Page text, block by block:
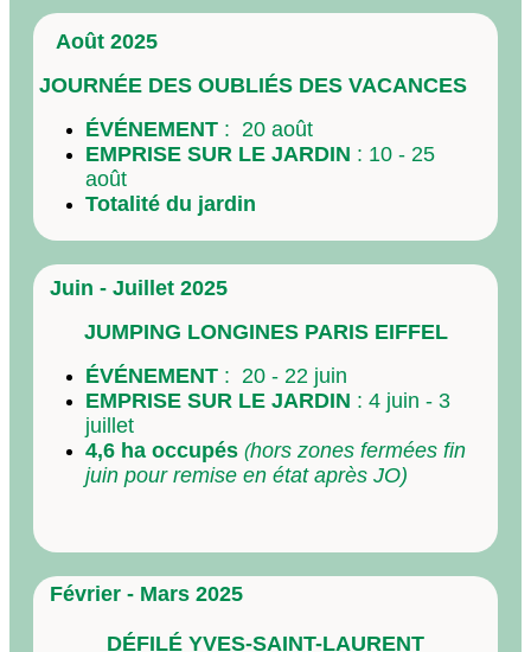
Août 2025
JOURNÉE DES OUBLIÉS DES VACANCES
ÉVÉNEMENT : 20 août
EMPRISE SUR LE JARDIN : 10 - 25
août
Totalité du jardin
Juin - Juillet 2025
JUMPING LONGINES PARIS EIFFEL
ÉVÉNEMENT : 20 - 22 juin
EMPRISE SUR LE JARDIN : 4 juin - 3
juillet
4,6 ha occupés (hors zones fermées fin
juin pour remise en état après JO)
Février - Mars 2025
DÉFILÉ YVES-SAINT-LAURENT